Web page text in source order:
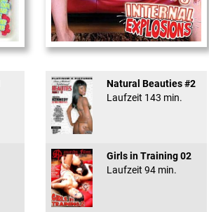
Internal Explosionen
Natural Beauties #2
Laufzeit 143 min.
Girls in Training 02
Laufzeit 94 min.